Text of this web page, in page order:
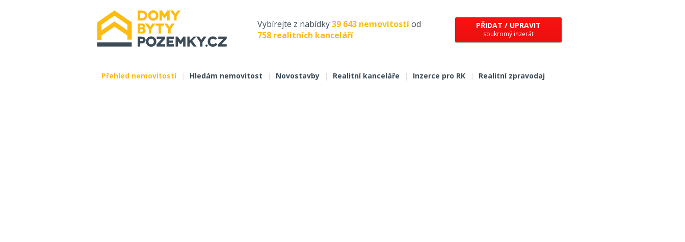
Vybírejte z nabídky39 643 nemovitostíod
758 realitních kanceláří
PŘIDAT / UPRAVIT
soukromý inzerát
Přehled nemovitostí | Hledám nemovitost | Novostavby | Realitní kanceláře | Inzerce pro RK | Realitní zpravodaj